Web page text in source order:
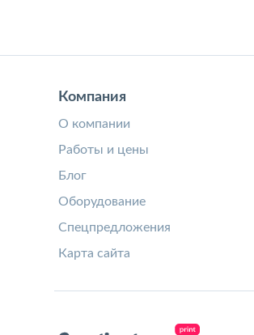
Компания
О компании
Работы и цены
Блог
Оборудование
Спецпредложения
Карта сайта